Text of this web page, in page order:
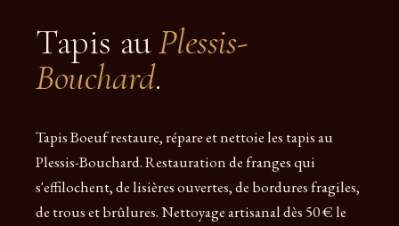
Tapis auPlessis-
Bouchard.
Tapis Boeuf restaure, répare et nettoie les tapis au
Plessis-Bouchard. Restauration de franges qui
s'effilochent, de lisières ouvertes, de bordures fragiles,
de trous et brûlures. Nettoyage artisanal dès 50 € le